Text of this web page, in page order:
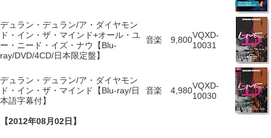
デュラン・デュラン/ア・ダイヤモン
ド・イン・ザ・マインド+オール・ユ
ー・ニード・イズ・ナウ【Blu-
ray/DVD/4CD/日本限定盤】
音楽 9,800VQXD-
10031
デュラン・デュラン/ア・ダイヤモン
ド・イン・ザ・マインド【Blu-ray/日
本語字幕付】
音楽 4,980VQXD-
10030
【2012年08月02日】